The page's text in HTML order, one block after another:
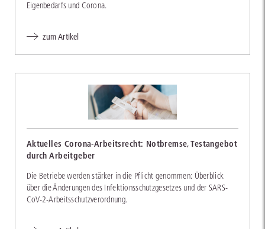
Eigenbedarfs und Corona.
zum Artikel
Aktuelles Corona-Arbeitsrecht: Notbremse, Testangebot
durch Arbeitgeber
Die Betriebe werden stärker in die Pflicht genommen: Überblick
über die Änderungen des Infektionsschutzgesetzes und der SARS-
CoV-2-Arbeitsschutzverordnung.